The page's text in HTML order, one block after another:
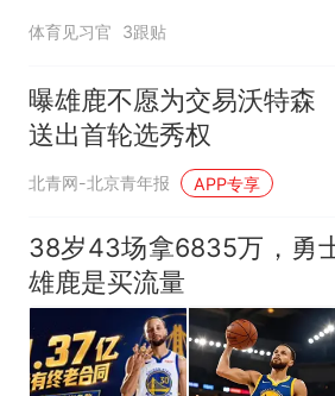
弗利特离队倒计时
体育见习官 3跟贴
曝雄鹿不愿为交易沃特森
送出首轮选秀权
北青网-北京青年报 APP专享
38岁43场拿6835万，勇
雄鹿是买流量